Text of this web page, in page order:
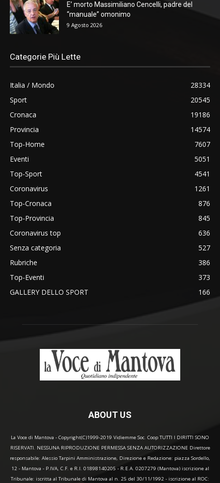
E’ morto Massimiliano Cencelli, padre del
“manuale” omonimo
9 Agosto 2026
Categorie Più Lette
Italia / Mondo
28334
Sport
20545
Cronaca
19186
Provincia
14574
Top-Home
7607
Eventi
5051
Top-Sport
4541
Coronavirus
1261
Top-Cronaca
876
Top-Provincia
845
Coronavirus top
636
Senza categoria
527
Rubriche
386
Top-Eventi
373
GALLERY DELLO SPORT
166
ABOUT US
La Voce di Mantova - Copyright(C)1999-2019 Vidiemme Soc. Coop TUTTI I DIRITTI SONO
RISERVATI. NESSUNA RIPRODUZIONE PERMESSA SENZA AUTORIZZAZIONE Direttore
responsabile: Alessio Tarpini Amministrazione, Direzione e Redazione: piazza Sordello,
12 - Mantova - P.IVA, C.F. e R.I. 01898140205 - R.E.A. 0207279 (Mantova) iscrizione al
Tribunale: iscritta al Tribunale di Mantova al n. 25 del 30/11/1992 - iscrizione al ROC: